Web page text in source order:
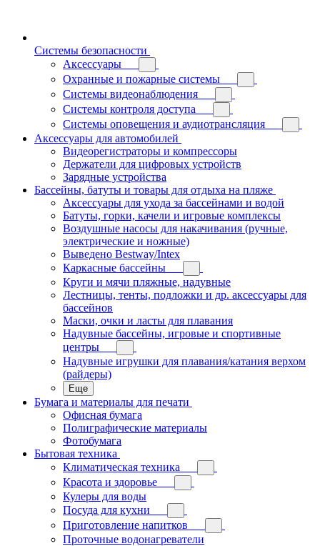
Системы безопасности
Аксессуары
Охранные и пожарные системы
Системы видеонаблюдения
Системы контроля доступа
Системы оповещения и аудиотрансляция
Аксессуары для автомобилей
Видеорегистраторы и компрессоры
Держатели для цифровых устройств
Зарядные устройства
Бассейны, батуты и товары для отдыха на пляже
Аксессуары для ухода за бассейнами и водой
Батуты, горки, качели и игровые комплексы
Воздушные насосы для накачивания (ручные,
электрические и ножные)
Выведено Bestway/Intex
Каркасные бассейны
Круги и мячи пляжные, надувные
Лестницы, тенты, подложки и др. аксессуары для
бассейнов
Маски, очки и ласты для плавания
Надувные бассейны, игровые и спортивные
центры
Надувные игрушки для плавания/катания верхом
(райдеры)
Еще
Бумага и материалы для печати
Офисная бумага
Полиграфические материалы
Фотобумага
Бытовая техника
Климатическая техника
Красота и здоровье
Кулеры для воды
Посуда для кухни
Приготовление напитков
Проточные водонагреватели